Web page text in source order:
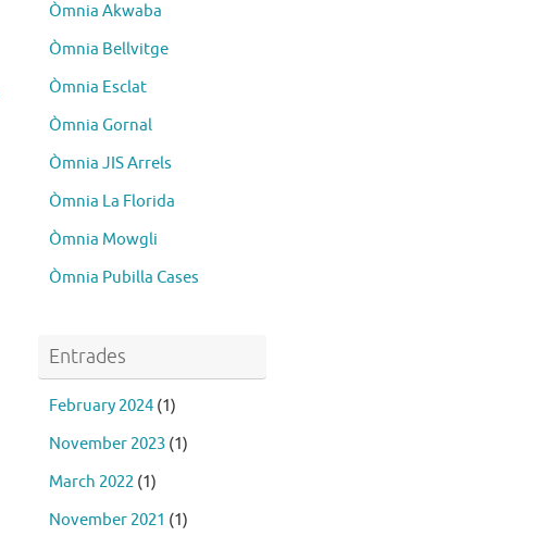
Òmnia Akwaba
Òmnia Bellvitge
Òmnia Esclat
Òmnia Gornal
Òmnia JIS Arrels
Òmnia La Florida
Òmnia Mowgli
Òmnia Pubilla Cases
Entrades
February 2024 (1)
November 2023 (1)
March 2022 (1)
November 2021 (1)